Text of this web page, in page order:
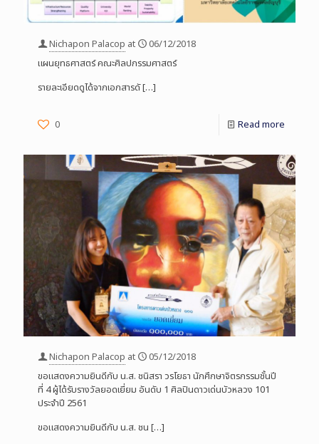
Nichapon Palacop at
06/12/2018
แผนยุทธศาสตร์ คณะศิลปกรรมศาสตร์
รายละเอียดดูได้จากเอกสารดั[…]
0 Read more
Nichapon Palacop at
05/12/2018
ขอแสดงความยินดีกับ น.ส. ชนิสรา วรโยธา นักศึกษาจิตรกรรมชั้นปี
ที่ 4 ผู้ได้รับรางวัลยอดเยี่ยม อันดับ 1 ศิลปินดาวเด่นบัวหลวง 101
ประจำปี 2561
ขอแสดงความยินดีกับ น.ส. ชน […]